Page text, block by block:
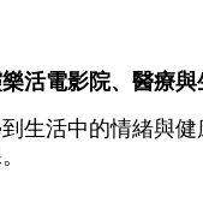
活電影院、醫療與
生活中的情緒與